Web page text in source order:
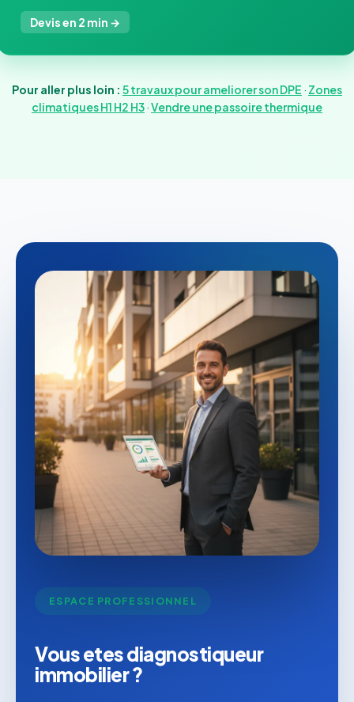
Devis en 2 min →
Pour aller plus loin : 5 travaux pour ameliorer son DPE · Zones
climatiques H1 H2 H3·Vendre une passoire thermique
ESPACE PROFESSIONNEL
Vous etes diagnostiqueur
immobilier ?